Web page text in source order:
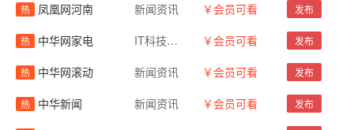
热 凤凰网河南 新闻资讯 ￥会员可看 发布
热 中华网家电 IT科技数码 ￥会员可看 发布
热 中华网滚动 新闻资讯 ￥会员可看 发布
热 中华新闻 新闻资讯 ￥会员可看 发布